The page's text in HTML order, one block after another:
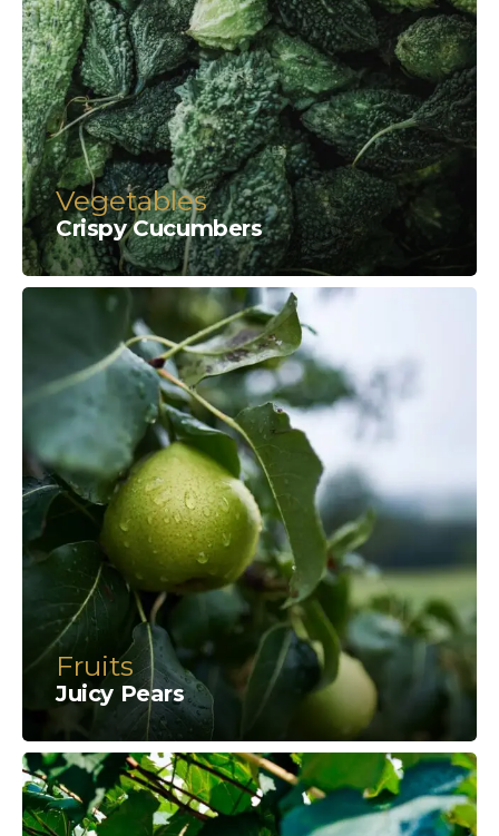
Vegetables
Crispy Сucumbers
Fruits
Juicy Pears